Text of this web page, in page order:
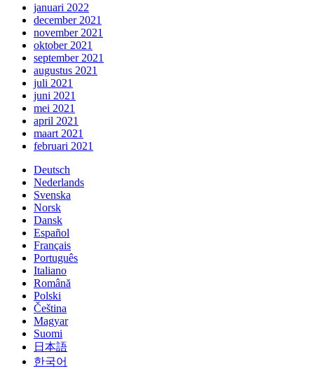
januari 2022
december 2021
november 2021
oktober 2021
september 2021
augustus 2021
juli 2021
juni 2021
mei 2021
april 2021
maart 2021
februari 2021
Deutsch
Nederlands
Svenska
Norsk
Dansk
Español
Français
Português
Italiano
Română
Polski
Čeština
Magyar
Suomi
日本語
한국어